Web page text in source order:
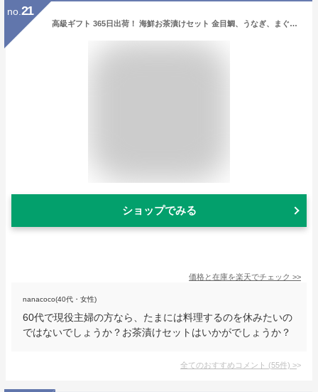
no. 21
高級ギフト 365日出荷！ 海鮮お茶漬けセット 金目鯛、うなぎ、まぐろ、鮭、いわし、磯海苔 送料無料 誕生日プレゼント 父の日 御中元 2026 出産内祝い お返し 鰻 結婚 母 父 男性 女性 お祝い お礼 ありがとう 詰め合わせ 食品 クーポン 魚 グルメ 贈り物 早割 法事 常温 花
ショップでみる
価格と在庫を楽天でチェック >>
nanacoco(40代・女性)
60代で現役主婦の方なら、たまには料理するのを休みたいの
ではないでしょうか？お茶漬けセットはいかがでしょうか？
全てのおすすめコメント (55件) >